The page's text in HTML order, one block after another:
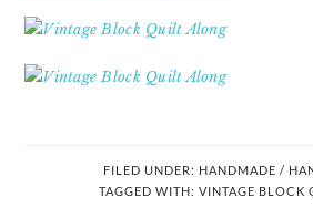
FILED UNDER: HANDMADE /
TAGGED WITH: VINTAGE BLOCK